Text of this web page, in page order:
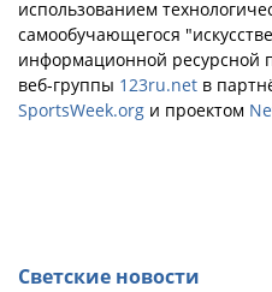
использованием
самообучающегося
информационной ресурсной
веб-группы 123ru.net в
SportsWeek.org и проектом
Светские новости